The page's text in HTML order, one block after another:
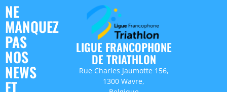
LIGUE FRANCOPHONE
DE TRIATHLON
Rue Charles Jaumotte 156,
1300 Wavre,
NE
MANQUEZ
PAS
NOS
NEWS
ET